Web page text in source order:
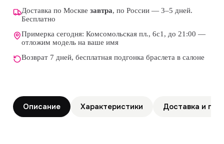
Доставка по Москве завтра, по России — 3–5 дней.
Бесплатно
Примерка сегодня: Комсомольская пл., 6с1, до 21:00 —
отложим модель на ваше имя
Возврат 7 дней, бесплатная подгонка браслета в салоне
Описание Характеристики Доставка и